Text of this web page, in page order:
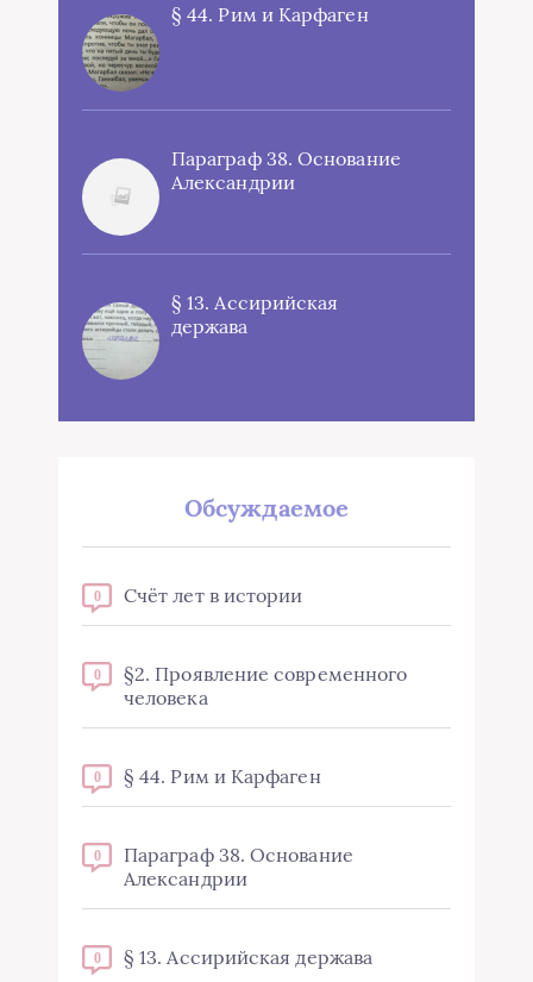
§ 44. Рим и Карфаген
Параграф 38. Основание
Александрии
§ 13. Ассирийская
держава
Обсуждаемое
0 Счёт лет в истории
0
§2. Проявление современного
человека
0 § 44. Рим и Карфаген
0
Параграф 38. Основание
Александрии
0 § 13. Ассирийская держава